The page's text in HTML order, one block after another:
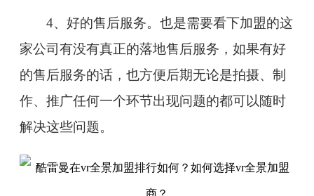
4、好的售后服务。也是需要看下加盟的这
家公司有没有真正的落地售后服务，如果有好
的售后服务的话，也方便后期无论是拍摄、制
作、推广任何一个环节出现问题的都可以随时
解决这些问题。